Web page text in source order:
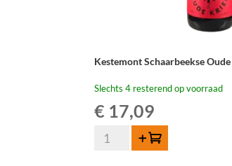
Kestemont Schaarbeekse
Slechts 4 resterend op voorraad
€ 17,09
Kestemont
Schaarbeekse
Toevoegen